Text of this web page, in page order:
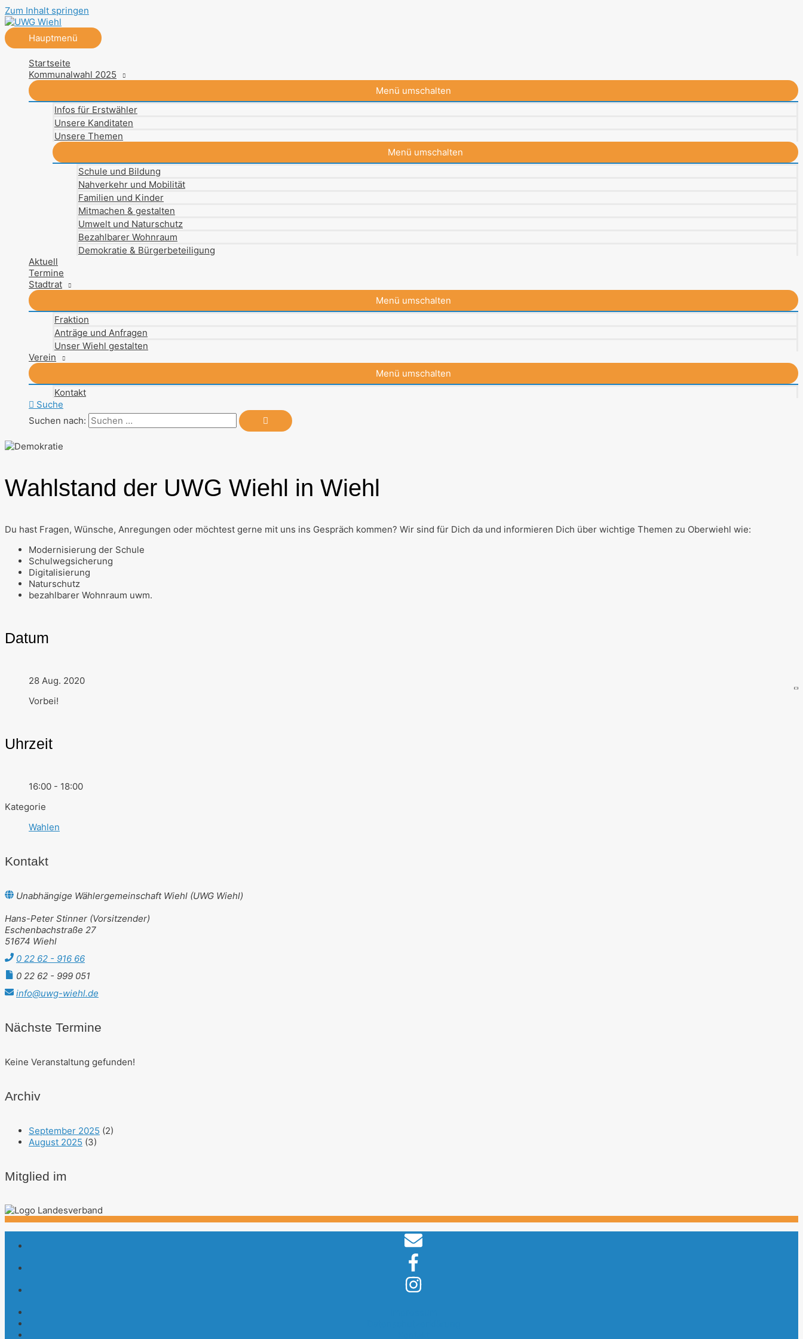
Zum Inhalt springen
Hauptmenü
Startseite
Kommunalwahl 2025
Menü umschalten
Infos für Erstwähler
Unsere Kanditaten
Unsere Themen
Menü umschalten
Schule und Bildung
Nahverkehr und Mobilität
Familien und Kinder
Mitmachen & gestalten
Umwelt und Naturschutz
Bezahlbarer Wohnraum
Demokratie & Bürgerbeteiligung
Aktuell
Termine
Stadtrat
Menü umschalten
Fraktion
Anträge und Anfragen
Unser Wiehl gestalten
Verein
Menü umschalten
Kontakt
Suche
Suchen nach:
Wahlstand der UWG Wiehl in Wiehl
Du hast Fragen, Wünsche, Anregungen oder möchtest gerne mit uns ins Gespräch kommen? Wir sind für Dich da und informieren Dich über wichtige Themen zu Oberwiehl wie:
Modernisierung der Schule
Schulwegsicherung
Digitalisierung
Naturschutz
bezahlbarer Wohnraum uwm.
Datum
28 Aug. 2020
Vorbei!
Uhrzeit
16:00 - 18:00
Kategorie
Wahlen
Kontakt
Unabhängige Wählergemeinschaft Wiehl (UWG Wiehl)
Hans-Peter Stinner (Vorsitzender)
Eschenbachstraße 27
51674 Wiehl
0 22 62 - 916 66
0 22 62 - 999 051
info@uwg-wiehl.de
Nächste Termine
Keine Veranstaltung gefunden!
Archiv
September 2025 (2)
August 2025 (3)
Mitglied im